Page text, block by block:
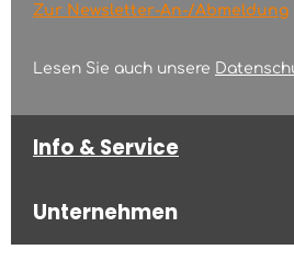
Zur Newsletter-An-/Abmeldung
Lesen Sie auch unsere
Info & Service
Unternehmen